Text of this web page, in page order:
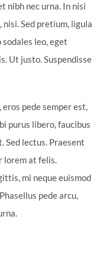
nibh nec urna. In nisi
Sed pretium, ligula
leo, eget
Ut justo. Suspendisse
pede semper est,
purus libero, faucibus
Sed lectus. Praesent
lorem at felis.
mi neque euismod
pede arcu,